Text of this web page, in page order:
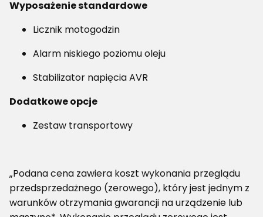
Wyposażenie standardowe
Licznik motogodzin
Alarm niskiego poziomu oleju
Stabilizator napięcia AVR
Dodatkowe opcje
Zestaw transportowy
„Podana cena zawiera koszt wykonania przeglądu
przedsprzedażnego (zerowego), który jest jednym z
warunków otrzymania gwarancji na urządzenie lub